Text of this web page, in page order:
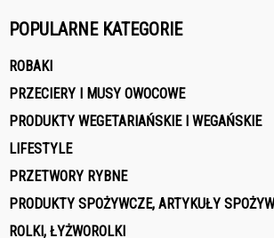
POPULARNE KATEGORIE
ROBAKI
PRZECIERY I MUSY OWOCOWE
PRODUKTY WEGETARIAŃSKIE I WEGAŃSKIE
LIFESTYLE
PRZETWORY RYBNE
PRODUKTY SPOŻYWCZE, ARTYKUŁY
ROLKI, ŁYŻWOROLKI